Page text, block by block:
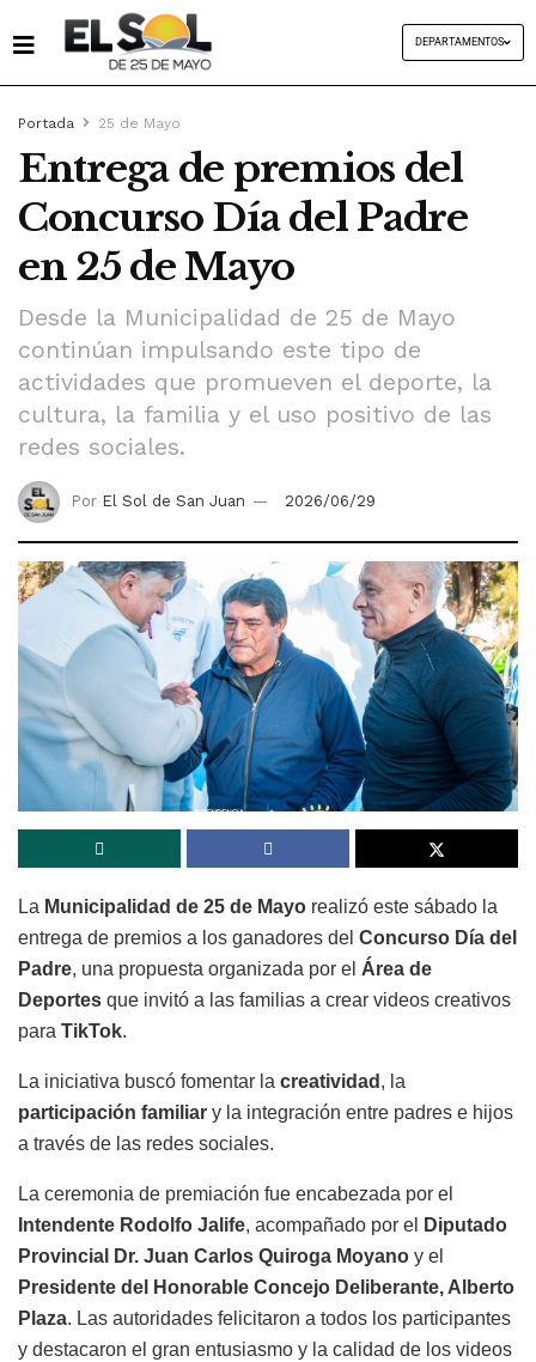
DEPARTAMENTOS
Portada 25 de Mayo
Entrega de premios del
Concurso Día del Padre
en 25 de Mayo
Desde la Municipalidad de 25 de Mayo
continúan impulsando este tipo de
actividades que promueven el deporte, la
cultura, la familia y el uso positivo de las
redes sociales.
Por El Sol de San Juan 2026/06/29
La Municipalidad de 25 de Mayo realizó este sábado la
entrega de premios a los ganadores del Concurso Día del
Padre, una propuesta organizada por el Área de
Deportes que invitó a las familias a crear videos creativos
para TikTok.
La iniciativa buscó fomentar la creatividad , la
participación familiar y la integración entre padres e hijos
a través de las redes sociales.
La ceremonia de premiación fue encabezada por el
Intendente Rodolfo Jalife, acompañado por el
Diputado
Provincial Dr. Juan Carlos Quiroga Moyano y el
Presidente del Honorable Concejo Deliberante, Alberto
Plaza. Las autoridades felicitaron a todos los participantes
y destacaron el gran entusiasmo y la calidad de los videos